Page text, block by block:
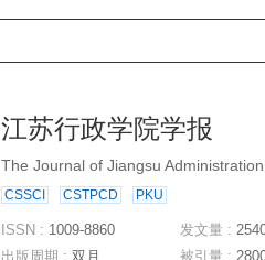
江苏行政学院学报
The Journal of Jiangsu
CSSCI CSTPCD PKU
ISSN : 1009-8860
出版周期 : 双月
发文量 :
被引量 :